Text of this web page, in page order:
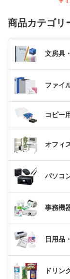
商品カテゴリ
文房具
ファイ
コピー
オフィ
パソコ
事務機
日用品
ドリン